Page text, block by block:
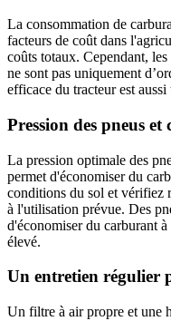
La consommation de
facteurs de coût dans
coûts totaux. Cependant,
ne sont pas uniquement
efficace du tracteur est
Pression des pneus et
La pression optimale des
permet d'économiser du
conditions du sol et vérifiez
à l'utilisation prévue. Des
d'économiser du carburant
élevé.
Un entretien régulier
Un filtre à air propre et une